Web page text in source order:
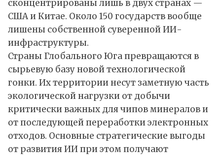
сконцентрированы лишь в двух странах —
США и Китае. Около 150 государств вообще
лишены собственной суверенной ИИ-
инфраструктуры.
Страны Глобального Юга превращаются в
сырьевую базу новой технологической
гонки. Их территории несут заметную часть
экологической нагрузки от добычи
критически важных для чипов минералов и
от последующей переработки электронных
отходов. Основные стратегические выгоды
от развития ИИ при этом получают